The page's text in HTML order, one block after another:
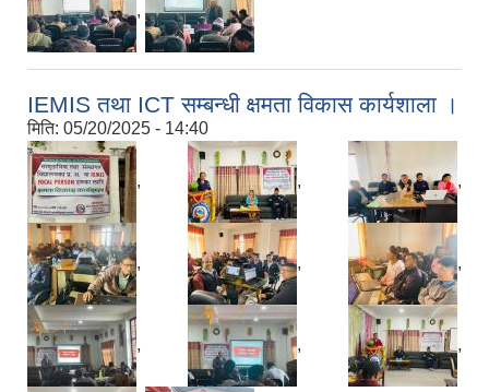
,
IEMIS तथा ICT सम्बन्धी क्षमता विकास कार्यशाला ।
मिति: 05/20/2025 - 14:40
, , ,
, , ,
, , ,